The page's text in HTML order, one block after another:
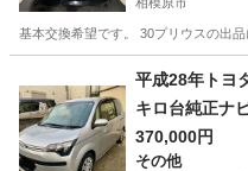
基本交換希望です。 30プリウスの出
相模原市 プリウス
平成28年トヨ
キロ台純正ナ
370,000円
その他